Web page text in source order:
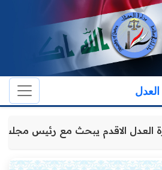
العدل الاقدم يبحث مع رئيس